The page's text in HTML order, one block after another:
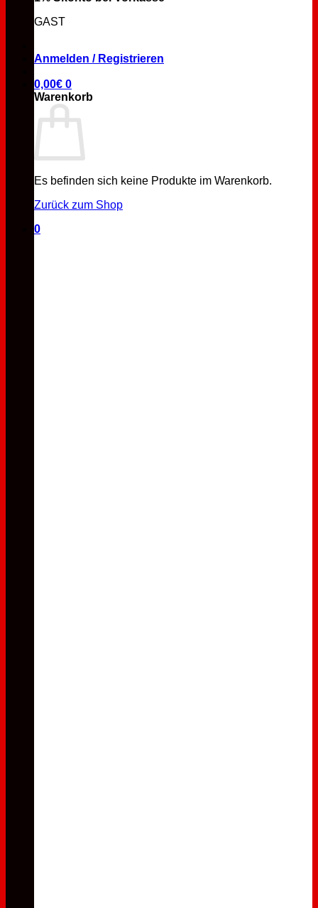
GAST
Anmelden / Registrieren
0,00€ 0
Warenkorb
Es befinden sich keine Produkte im Warenkorb.
Zurück zum Shop
0